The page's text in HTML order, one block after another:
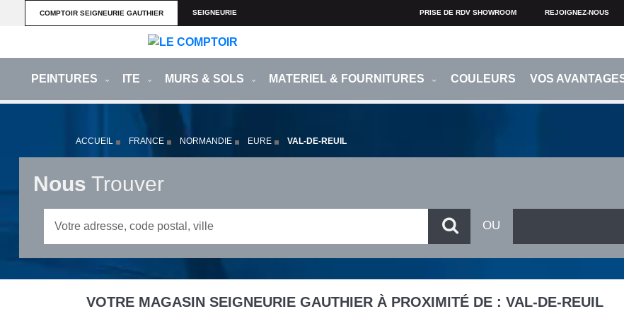
COMPTOIR SEIGNEURIE GAUTHIER SEIGNEURIE PRISE DE RDV SHOWROOM REJOIGNEZ-NOUS
PEINTURES ITE MURS & SOLS MATERIEL & FOURNITURES COULEURS VOS
ACCUEIL FRANCE NORMANDIE EURE VAL-DE-REUIL
Nous Trouver
VOTRE MAGASIN SEIGNEURIE GAUTHIER À PROXIMITÉ DE : VAL-DE-REUIL